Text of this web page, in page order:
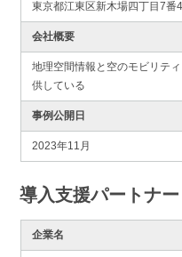
東京都江東区新木場四丁目7番
会社概要
地理空間情報と空のモビリテ
供している
事例公開日
2023年11月
導入支援パートナー
企業名